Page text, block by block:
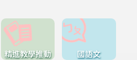
精進教學推動 國語文